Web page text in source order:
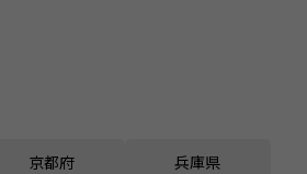
京都府 兵庫県